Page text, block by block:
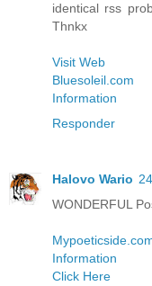
identical rss
Thnkx
Visit Web
Bluesoleil.com
Information
Responder
Halovo Wario
WONDERFUL
Information
Click Here